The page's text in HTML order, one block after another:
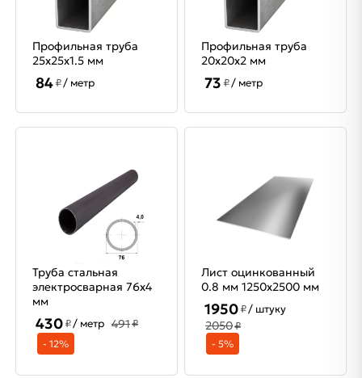
Профильная труба
25х25х1.5 мм
84₽/ метр
Профильная труба
20х20х2 мм
73 ₽/ метр
Труба стальная
электросварная 76х4
мм
430₽/ метр 491₽
- 12%
Лист оцинкованный
0.8 мм 1250х2500 мм
1950₽/ штуку
2050₽
- 5%